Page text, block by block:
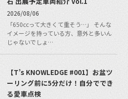
2026/08/06
「650ccって大きくて重そう…」 そんな
イメージを持っている方、意外と多いん
じゃないでしょ…
【T’s KNOWLEDGE #001】お盆ツ
ーリング前に5分だけ！自分ででき
る愛車点検